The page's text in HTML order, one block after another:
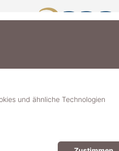
und ähnliche Technologien